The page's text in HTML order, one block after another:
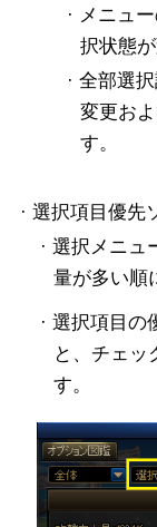
· メニュ
択状態が
· 全部選
変更お
す。
· 選択項目優先
· 選択メニ
量が多い順
· 選択項目の
と、チェッ
す。